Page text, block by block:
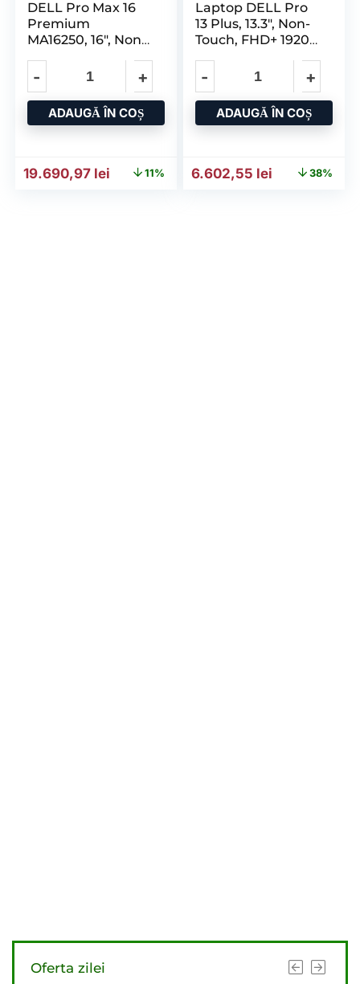
DELL Pro Max 16
Premium
MA16250, 16″, Non-
ADAUGĂ ÎN COȘ
Prețul inițial a fost: 22.216,40 lei.
19.690,97 lei Prețul curent este: 19.690,97 lei.
11%
Laptop DELL Pro
13 Plus, 13.3″, Non-
Touch, FHD+ 1920
ADAUGĂ ÎN COȘ
Prețul inițial a fost:
6.602,55 lei Prețul38%
Oferta zilei